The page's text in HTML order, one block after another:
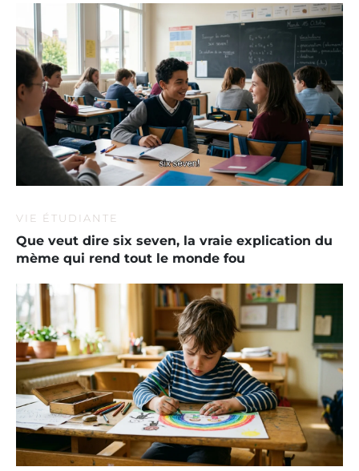
VIE ÉTUDIANTE
Que veut dire six seven, la vraie explication du
mème qui rend tout le monde fou